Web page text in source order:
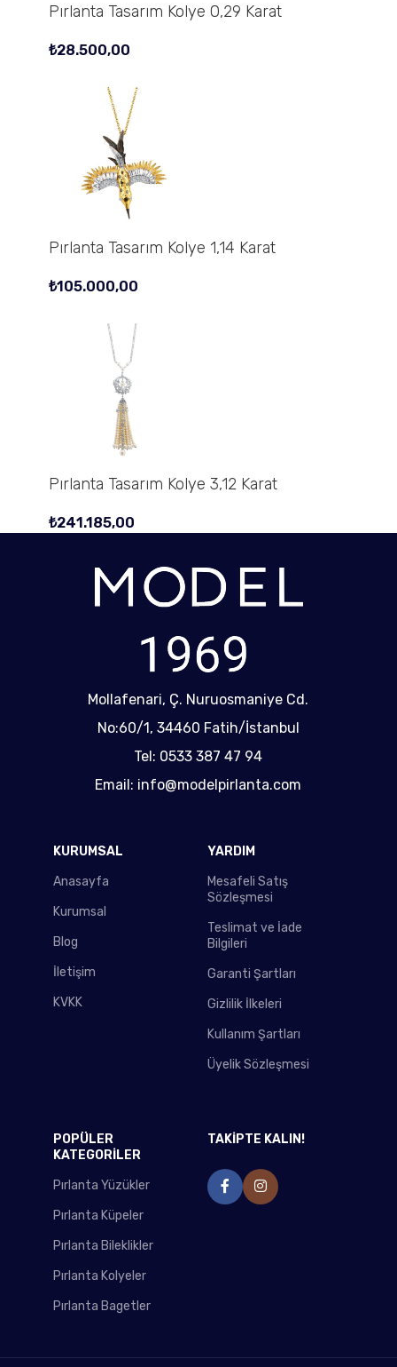
Pırlanta Tasarım Kolye 0,29 Karat
₺28.500,00
Pırlanta Tasarım Kolye 1,14 Karat
₺105.000,00
Pırlanta Tasarım Kolye 3,12 Karat
₺241.185,00
Mollafenari, Ç. Nuruosmaniye Cd.
No:60/1, 34460 Fatih/İstanbul
Tel: 0533 387 47 94
Email: info@modelpirlanta.com
KURUMSAL
Anasayfa
Kurumsal
Blog
İletişim
KVKK
YARDIM
Mesafeli Satış
Sözleşmesi
Teslimat ve İade
Bilgileri
Garanti Şartları
Gizlilik İlkeleri
Kullanım Şartları
Üyelik Sözleşmesi
POPÜLER
KATEGORİLER
Pırlanta Yüzükler
Pırlanta Küpeler
Pırlanta Bileklikler
Pırlanta Kolyeler
Pırlanta Bagetler
TAKİPTE KALIN!